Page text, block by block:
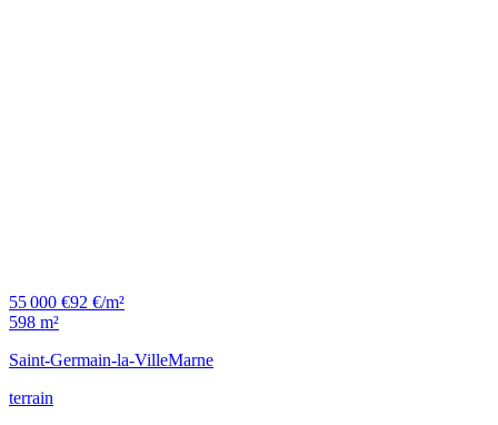
55 000 €92 €/m²
598 m²
Saint-Germain-la-VilleMarne
terrain